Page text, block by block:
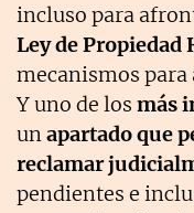
incluso para
Ley de
mecanismos
Y uno de los más
unapartado que
reclamar
pendientes e